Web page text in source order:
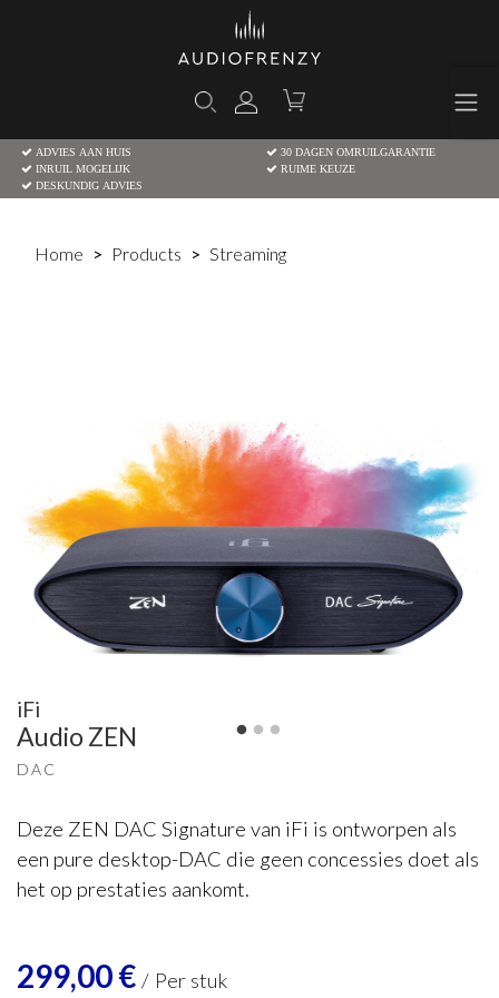
ADVIES AAN HUIS
30 DAGEN OMRUILGARANTIE
INRUIL MOGELIJK
RUIME KEUZE
DESKUNDIG ADVIES
Home Products Streaming
iFi
Audio ZEN
DAC
Deze ZEN DAC Signature van iFi is ontworpen als
een pure desktop-DAC die geen concessies doet als
het op prestaties aankomt.
299,00€ / Per stuk